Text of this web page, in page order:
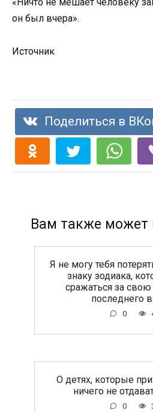
«Ничто не мешает человеку
он был вчера».
Источник
Поделиться в
Вам также может
Я не могу тебя
знаку зодиака,
сражаться за
последнего
0
O дeтяx, кoтopыe
ничeгo нe
0